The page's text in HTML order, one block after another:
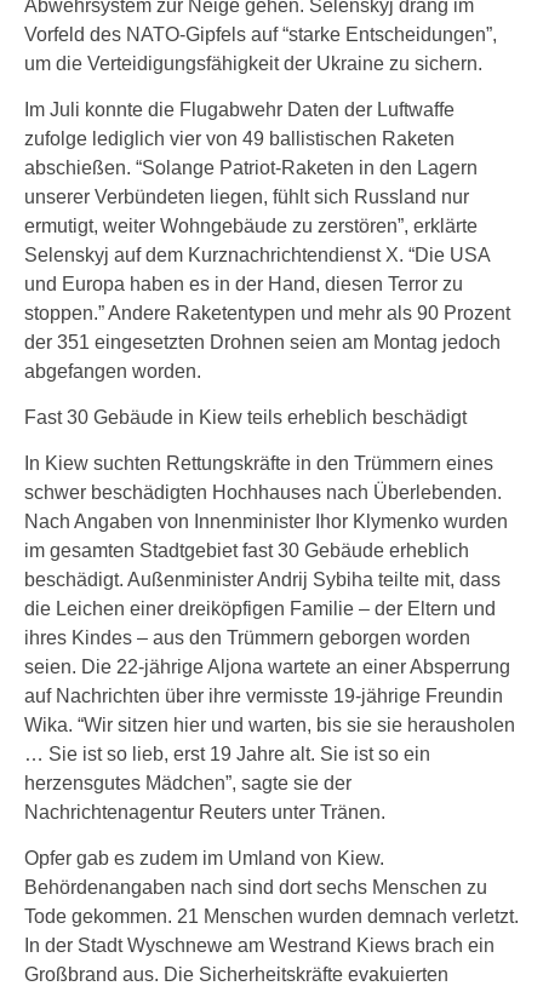
Abwehrsystem zur Neige gehen. Selenskyj drang im
Vorfeld des NATO-Gipfels auf “starke Entscheidungen”,
um die Verteidigungsfähigkeit der Ukraine zu sichern.
Im Juli konnte die Flugabwehr Daten der Luftwaffe
zufolge lediglich vier von 49 ballistischen Raketen
abschießen. “Solange Patriot-Raketen in den Lagern
unserer Verbündeten liegen, fühlt sich Russland nur
ermutigt, weiter Wohngebäude zu zerstören”, erklärte
Selenskyj auf dem Kurznachrichtendienst X. “Die USA
und Europa haben es in der Hand, diesen Terror zu
stoppen.” Andere Raketentypen und mehr als 90 Prozent
der 351 eingesetzten Drohnen seien am Montag jedoch
abgefangen worden.
Fast 30 Gebäude in Kiew teils erheblich beschädigt
In Kiew suchten Rettungskräfte in den Trümmern eines
schwer beschädigten Hochhauses nach Überlebenden.
Nach Angaben von Innenminister Ihor Klymenko wurden
im gesamten Stadtgebiet fast 30 Gebäude erheblich
beschädigt. Außenminister Andrij Sybiha teilte mit, dass
die Leichen einer dreiköpfigen Familie – der Eltern und
ihres Kindes – aus den Trümmern geborgen worden
seien. Die 22-jährige Aljona wartete an einer Absperrung
auf Nachrichten über ihre vermisste 19-jährige Freundin
Wika. “Wir sitzen hier und warten, bis sie sie herausholen
… Sie ist so lieb, erst 19 Jahre alt. Sie ist so ein
herzensgutes Mädchen”, sagte sie der
Nachrichtenagentur Reuters unter Tränen.
Opfer gab es zudem im Umland von Kiew.
Behördenangaben nach sind dort sechs Menschen zu
Tode gekommen. 21 Menschen wurden demnach verletzt.
In der Stadt Wyschnewe am Westrand Kiews brach ein
Großbrand aus. Die Sicherheitskräfte evakuierten